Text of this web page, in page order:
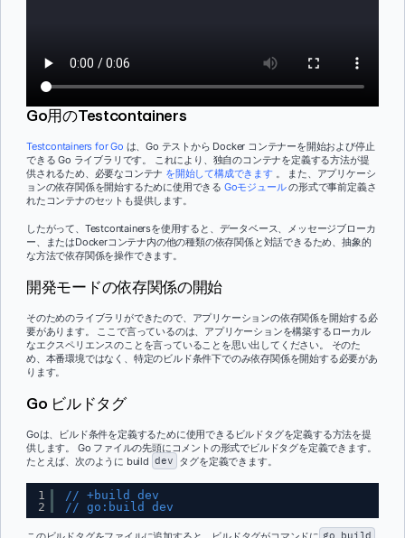
Go用のTestcontainers
Testcontainers for Go は、Go テストから Docker コンテナーを開始および停止
できる Go ライブラリです。 これにより、独自のコンテナを定義する方法が提
供されるため、必要なコンテナ を開始して構成できます。 また、アプリケーシ
ョンの依存関係を開始するために使用できる Goモジュールの形式で事前定義さ
れたコンテナのセットも提供します。
したがって、Testcontainersを使用すると、データベース、メッセージブローカ
ー、またはDockerコンテナ内の他の種類の依存関係と対話できるため、抽象的
な方法で依存関係を操作できます。
開発モードの依存関係の開始
そのためのライブラリができたので、アプリケーションの依存関係を開始する必
要があります。 ここで言っているのは、アプリケーションを構築するローカル
なエクスペリエンスのことを言っていることを思い出してください。 そのた
め、本番環境ではなく、特定のビルド条件下でのみ依存関係を開始する必要があ
ります。
Go ビルドタグ
Goは、ビルド条件を定義するために使用できるビルドタグを定義する方法を提
供します。 Go ファイルの先頭にコメントの形式でビルドタグを定義できます。
たとえば、次のように build dev タグを定義できます。
1
2
// +build dev
// go:build dev